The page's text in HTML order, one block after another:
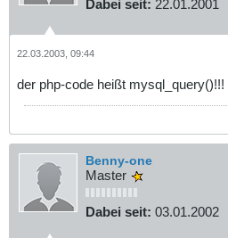
Dabei seit: 22.01.2001
22.03.2003, 09:44
der php-code heißt mysql_query()!!!
Benny-one
Master
Dabei seit: 03.01.2002